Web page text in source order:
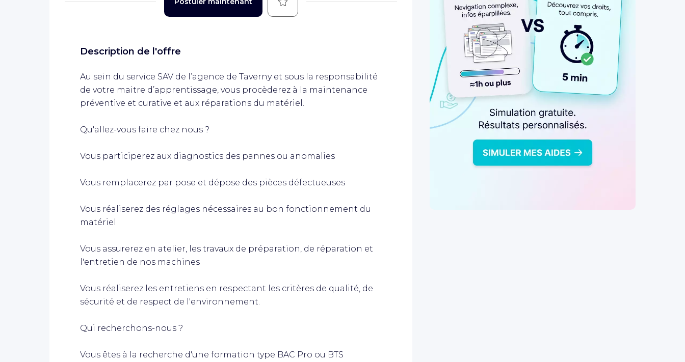
Description de l'offre
Au sein du service SAV de l’agence de Taverny et sous la responsabilité
de votre maitre d’apprentissage, vous procèderez à la maintenance
préventive et curative et aux réparations du matériel.
Qu'allez-vous faire chez nous ?
Vous participerez aux diagnostics des pannes ou anomalies
Vous remplacerez par pose et dépose des pièces défectueuses
Vous réaliserez des réglages nécessaires au bon fonctionnement du
matériel
Vous assurerez en atelier, les travaux de préparation, de réparation et
l'entretien de nos machines
Vous réaliserez les entretiens en respectant les critères de qualité, de
sécurité et de respect de l'environnement.
Qui recherchons-nous ?
Vous êtes à la recherche d'une formation type BAC Pro ou BTS